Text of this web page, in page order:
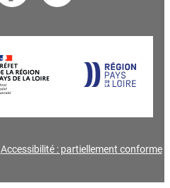
Accessibilité : partiellement conforme